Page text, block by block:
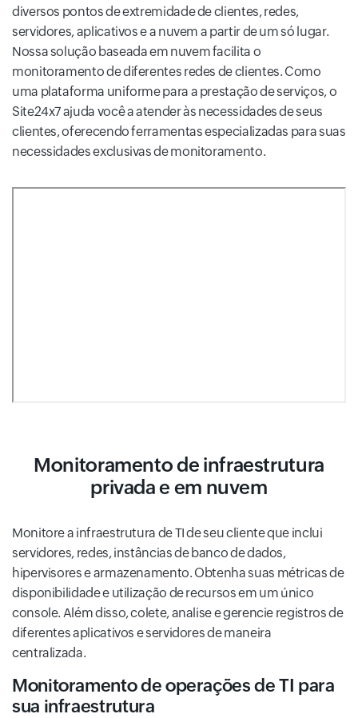
diversos pontos de extremidade de clientes, redes,
servidores, aplicativos e a nuvem a partir de um só lugar.
Nossa solução baseada em nuvem facilita o
monitoramento de diferentes redes de clientes. Como
uma plataforma uniforme para a prestação de serviços, o
Site24x7 ajuda você a atender às necessidades de seus
clientes, oferecendo ferramentas especializadas para suas
necessidades exclusivas de monitoramento.
Monitoramento de infraestrutura
privada e em nuvem
Monitore a infraestrutura de TI de seu cliente que inclui
servidores, redes, instâncias de banco de dados,
hipervisores e armazenamento. Obtenha suas métricas de
disponibilidade e utilização de recursos em um único
console. Além disso, colete, analise e gerencie registros de
diferentes aplicativos e servidores de maneira
centralizada.
Monitoramento de operações de TI para
sua infraestrutura